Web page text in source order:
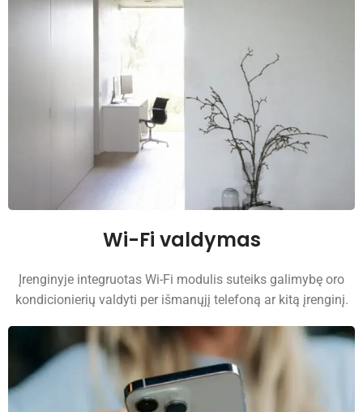
Wi-Fi valdymas
Įrenginyje integruotas Wi-Fi modulis suteiks galimybę oro
kondicionierių valdyti per išmanųjį telefoną ar kitą įrenginį.